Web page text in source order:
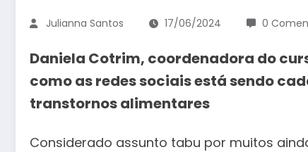
Julianna Santos 17/06/2024 0
Daniela Cotrim, coordenadora do
como as redes sociais está sendo
transtornos alimentares
Considerado assunto tabu por muitos